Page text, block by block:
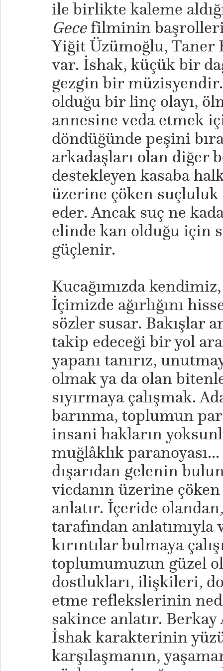
ile birlikte kaleme
Gecefilminin
Yiğit Üzümoğlu, Taner
var. İshak, küçük bir
gezgin bir müzisyendir.
olduğu bir linç olayı,
annesine veda etmek
döndüğünde peşini
arkadaşları olan diğer
destekleyen kasaba
üzerine çöken
eder. Ancak suç ne
elinde kan olduğu için
güçlenir.
Kucağımızda
İçimizde ağırlığını
sözler susar. Bakışlar
takip edeceği bir yol
yapanı tanırız,
olmak ya da olan
sıyırmaya çalışmak.
barınma, toplumun
insani hakların
muğlâklık paranoyası...
dışarıdan gelenin
vicdanın üzerine
anlatır. İçeride
tarafından anlatımıyla
kırıntılar bulmaya
toplumumuzun güzel
dostlukları, ilişkileri,
etme reflekslerinin
sakince anlatır. Berkay
İshak karakterinin
karşılaşmanın,